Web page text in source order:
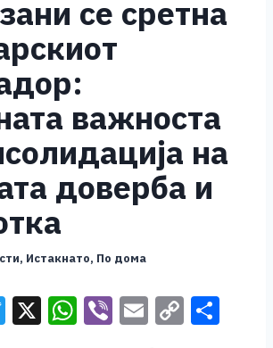
се сретна
важноста
на
доверба и
, Истакнато, По дома
T X W Vi E
m
C